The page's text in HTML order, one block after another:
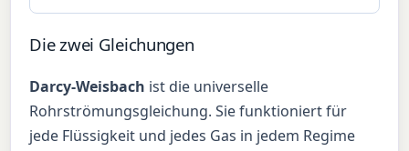
Die zwei Gleichungen
Darcy-Weisbach ist die universelle
Rohrströmungsgleichung. Sie funktioniert für
jede Flüssigkeit und jedes Gas in jedem Regime